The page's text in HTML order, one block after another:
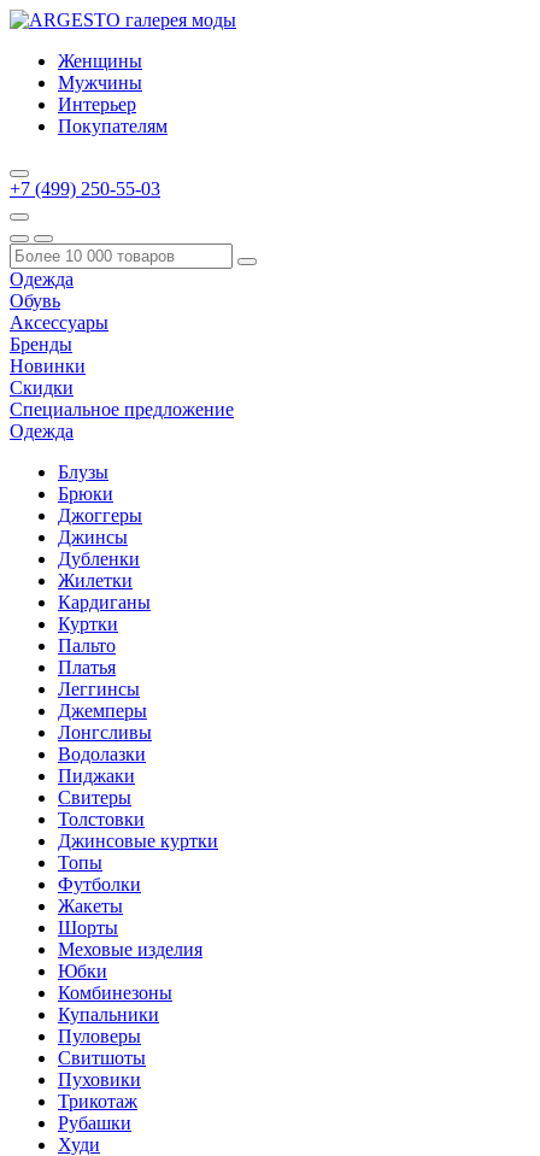
Женщины
Мужчины
Интерьер
Покупателям
+7 (499) 250-55-03
Одежда
Обувь
Аксессуары
Бренды
Новинки
Скидки
Специальное предложение
Одежда
Блузы
Брюки
Джоггеры
Джинсы
Дубленки
Жилетки
Кардиганы
Куртки
Пальто
Платья
Леггинсы
Джемперы
Лонгсливы
Водолазки
Пиджаки
Свитеры
Толстовки
Джинсовые куртки
Топы
Футболки
Жакеты
Шорты
Меховые изделия
Юбки
Комбинезоны
Купальники
Пуловеры
Свитшоты
Пуховики
Трикотаж
Рубашки
Худи